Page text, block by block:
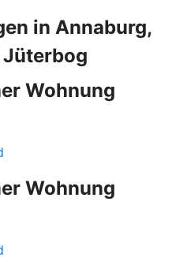
in Annaburg,
Wohnung
Wohnung